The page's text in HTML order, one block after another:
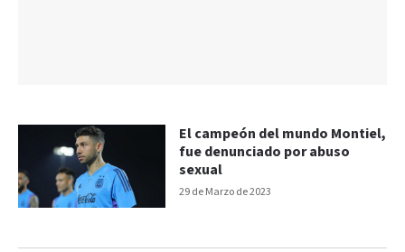
29 de Marzo de 2023
El campeón del mundo Montiel,
fue denunciado por abuso
sexual